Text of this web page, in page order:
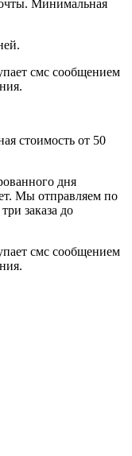
Минимальная
смс сообщением
стоимость от 50
дня
Мы отправляем по
заказа до
смс сообщением